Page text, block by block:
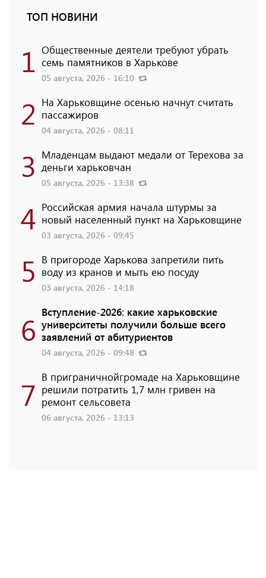
ТОП НОВИНИ
1 Общественные деятели требуют убрать
семь памятников в Харькове
05 августа, 2026 - 16:10
2 На Харьковщине осенью начнут считать
пассажиров
04 августа, 2026 - 08:11
3 Младенцам выдают медали от Терехова за
деньги харьковчан
05 августа, 2026 - 13:38
4 Российская армия начала штурмы за
новый населенный пункт на Харьковщине
03 августа, 2026 - 09:45
5 В пригороде Харькова запретили пить
воду из кранов и мыть ею посуду
03 августа, 2026 - 14:18
6 Вступление-2026: какие харьковские
университеты получили больше всего
заявлений от абитуриентов
04 августа, 2026 - 09:48
7 В приграничнойгромаде на Харьковщине
решили потратить 1,7 млн ​​гривен на
ремонт сельсовета
06 августа, 2026 - 13:13